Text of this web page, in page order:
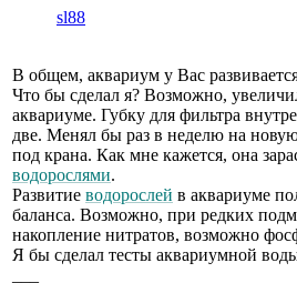
sl88
В общем, аквариум у Вас
Что бы сделал я? Возможно,
аквариуме. Губку для фильтра
две. Менял бы раз в неделю на
под крана. Как мне кажется, она
водорослями.
Развитие водорослей в аквариуме
баланса. Возможно, при редких
накопление нитратов, возможно
Я бы сделал тесты аквариумной